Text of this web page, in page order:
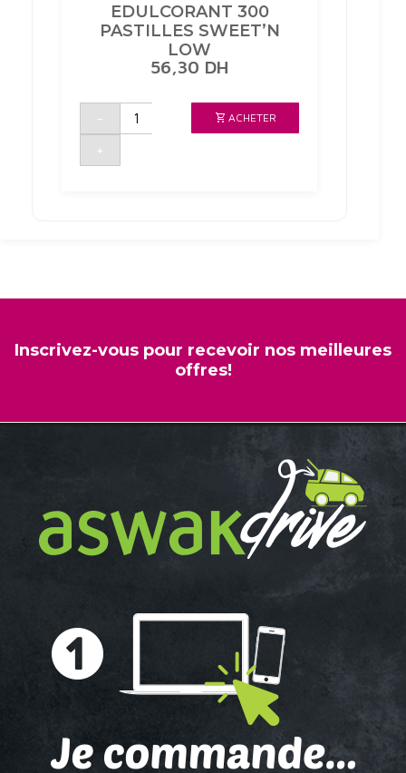
EDULCORANT 300
PASTILLES SWEET’N
LOW
56,30 DH
-
quantité
EDULCORANT
SWEET'N
+
ACHETER
Inscrivez-vous pour recevoir nos meilleures
offres!